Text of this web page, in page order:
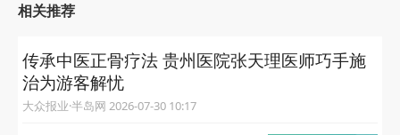
相关推荐
传承中医正骨疗法 贵州医院张天理医师巧手施
治为游客解忧
大众报业·半岛网 2026-07-30 10:17